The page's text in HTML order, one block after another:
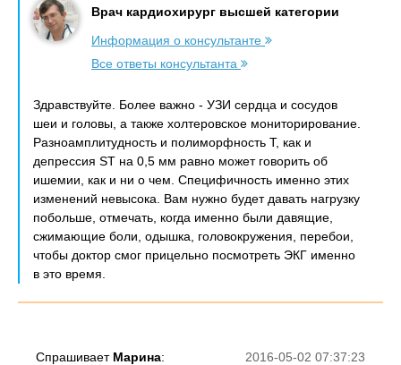
Врач кардиохирург высшей категории
Информация о консультанте
Все ответы консультанта
Здравствуйте. Более важно - УЗИ сердца и сосудов
шеи и головы, а также холтеровское мониторирование.
Разноамплитудность и полиморфность Т, как и
депрессия ST на 0,5 мм равно может говорить об
ишемии, как и ни о чем. Специфичность именно этих
изменений невысока. Вам нужно будет давать нагрузку
побольше, отмечать, когда именно были давящие,
сжимающие боли, одышка, головокружения, перебои,
чтобы доктор смог прицельно посмотреть ЭКГ именно
в это время.
2016-05-02 07:37:23
Спрашивает Марина: